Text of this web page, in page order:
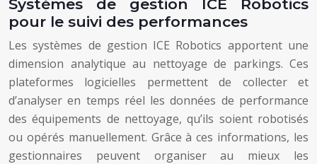
Systèmes de gestion ICE Robotics
pour le suivi des performances
Les systèmes de gestion ICE Robotics apportent une
dimension analytique au nettoyage de parkings. Ces
plateformes logicielles permettent de collecter et
d’analyser en temps réel les données de performance
des équipements de nettoyage, qu’ils soient robotisés
ou opérés manuellement. Grâce à ces informations, les
gestionnaires peuvent organiser au mieux les